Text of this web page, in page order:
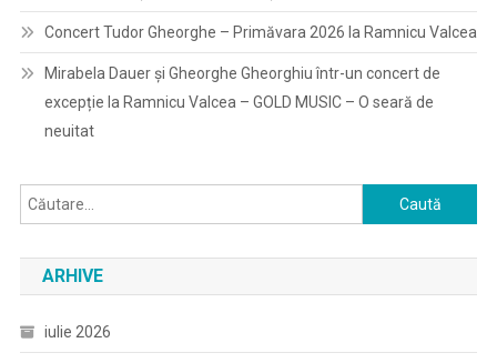
Concert Tudor Gheorghe – Primăvara 2026 la Ramnicu Valcea
Mirabela Dauer și Gheorghe Gheorghiu într-un concert de
excepție la Ramnicu Valcea – GOLD MUSIC – O seară de
neuitat
Caută
după:
ARHIVE
iulie 2026